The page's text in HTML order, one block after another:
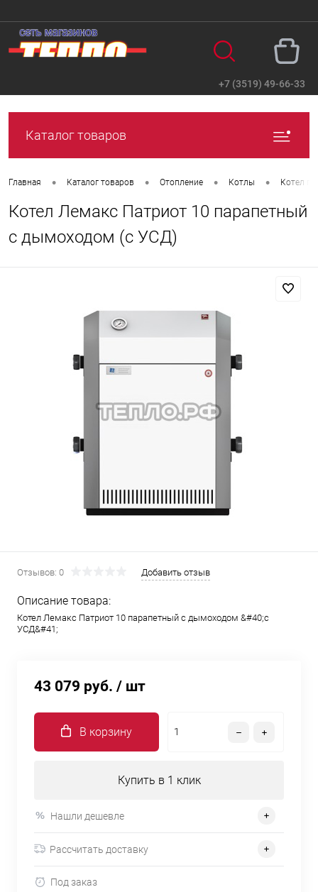
+7 (3519) 49-66-33
Каталог товаров
Главная • Каталог товаров • Отопление • Котлы • Котел
Котел Лемакс Патриот 10 парапетный
с дымоходом (с УСД)
Отзывов: 0 Добавить отзыв
Описание товара:
Котел Лемакс Патриот 10 парапетный с дымоходом &#40;с
УСД&#41;
43 079 руб. / шт
В корзину
Купить в 1 клик
Нашли дешевле
Рассчитать доставку
Под заказ